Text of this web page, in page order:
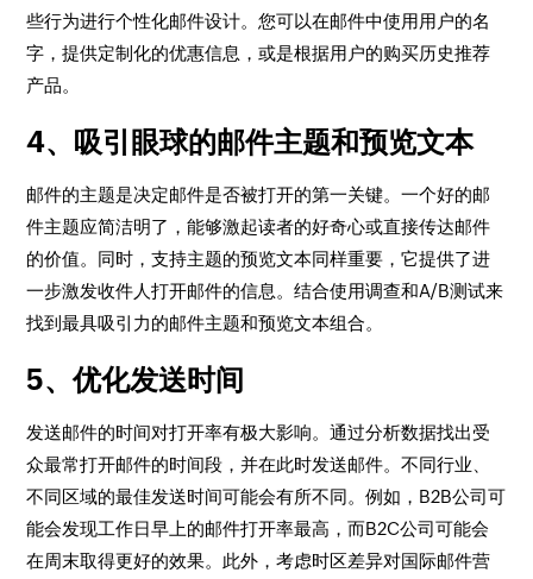
些行为进行个性化邮件设计。您可以在邮件中使用用户的名
字，提供定制化的优惠信息，或是根据用户的购买历史推荐
产品。
4、吸引眼球的邮件主题和预览文本
邮件的主题是决定邮件是否被打开的第一关键。一个好的邮
件主题应简洁明了，能够激起读者的好奇心或直接传达邮件
的价值。同时，支持主题的预览文本同样重要，它提供了进
一步激发收件人打开邮件的信息。结合使用调查和A/B测试来
找到最具吸引力的邮件主题和预览文本组合。
5、优化发送时间
发送邮件的时间对打开率有极大影响。通过分析数据找出受
众最常打开邮件的时间段，并在此时发送邮件。不同行业、
不同区域的最佳发送时间可能会有所不同。例如，B2B公司可
能会发现工作日早上的邮件打开率最高，而B2C公司可能会
在周末取得更好的效果。此外，考虑时区差异对国际邮件营